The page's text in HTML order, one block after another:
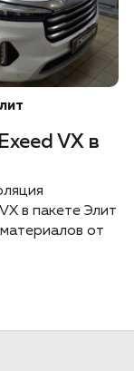
VX в
в пакете Элит
от